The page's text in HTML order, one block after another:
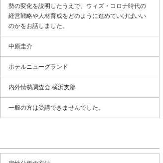
勢の変化を説明したうえで、ウィズ・コロナ時代の
経営戦略や人材育成をどのように進めていけばいい
のかをお話しました。
中原圭介
ホテルニューグランド
内外情勢調査会 横浜支部
一般の方は受講できませんでした。